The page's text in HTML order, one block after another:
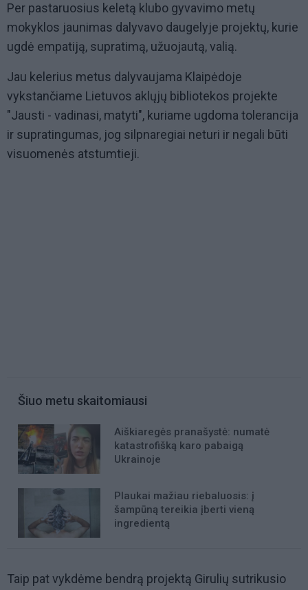
Per pastaruosius keletą klubo gyvavimo metų
mokyklos jaunimas dalyvavo daugelyje projektų, kurie
ugdė empatiją, supratimą, užuojautą, valią.
Jau kelerius metus dalyvaujama Klaipėdoje
vykstančiame Lietuvos aklųjų bibliotekos projekte
"Jausti - vadinasi, matyti", kuriame ugdoma tolerancija
ir supratingumas, jog silpnaregiai neturi ir negali būti
visuomenės atstumtieji.
Šiuo metu skaitomiausi
Aiškiaregės pranašystė: numatė
katastrofišką karo pabaigą
Ukrainoje
Plaukai mažiau riebaluosis: į
šampūną tereikia įberti vieną
ingredientą
Taip pat vykdėme bendrą projektą Girulių sutrikusio